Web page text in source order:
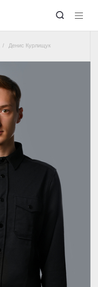
Денис Курлищук